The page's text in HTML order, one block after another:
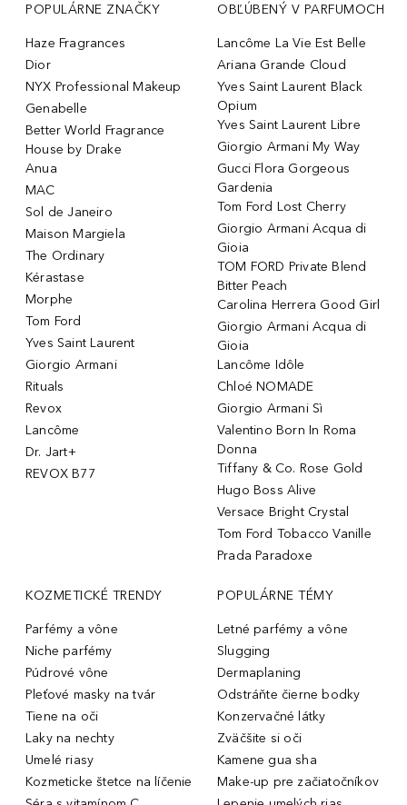
POPULÁRNE ZNAČKY
Haze Fragrances
Dior
NYX Professional Makeup
Genabelle
Better World Fragrance
House by Drake
Anua
MAC
Sol de Janeiro
Maison Margiela
The Ordinary
Kérastase
Morphe
Tom Ford
Yves Saint Laurent
Giorgio Armani
Rituals
Revox
Lancôme
Dr. Jart+
REVOX B77
OBĽÚBENÝ V PARFUMOCH
Lancôme La Vie Est Belle
Ariana Grande Cloud
Yves Saint Laurent Black
Opium
Yves Saint Laurent Libre
Giorgio Armani My Way
Gucci Flora Gorgeous
Gardenia
Tom Ford Lost Cherry
Giorgio Armani Acqua di
Gioia
TOM FORD Private Blend
Bitter Peach
Carolina Herrera Good Girl
Giorgio Armani Acqua di
Gioia
Lancôme Idôle
Chloé NOMADE
Giorgio Armani Sì
Valentino Born In Roma
Donna
Tiffany & Co. Rose Gold
Hugo Boss Alive
Versace Bright Crystal
Tom Ford Tobacco Vanille
Prada Paradoxe
KOZMETICKÉ TRENDY
Parfémy a vône
Niche parfémy
Púdrové vône
Pleťové masky na tvár
Tiene na oči
Laky na nechty
Umelé riasy
Kozmeticke štetce na líčenie
POPULÁRNE TÉMY
Letné parfémy a vône
Slugging
Dermaplaning
Odstráňte čierne bodky
Konzervačné látky
Zväčšite si oči
Kamene gua sha
Make-up pre začiatočníkov